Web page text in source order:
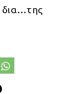
δια…της